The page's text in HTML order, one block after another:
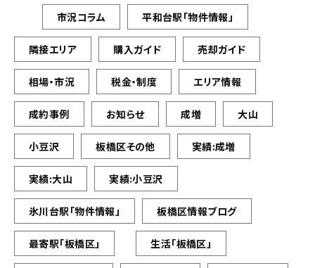
市況コラム 平和台駅「物件情報」
隣接エリア 購入ガイド 売却ガイド
相場・市況 税金・制度 エリア情報
成約事例 お知らせ 成増 大山
小豆沢 板橋区その他 実績:成増
実績:大山 実績:小豆沢
氷川台駅「物件情報」 板橋区情報ブログ
最寄駅「板橋区」 生活「板橋区」